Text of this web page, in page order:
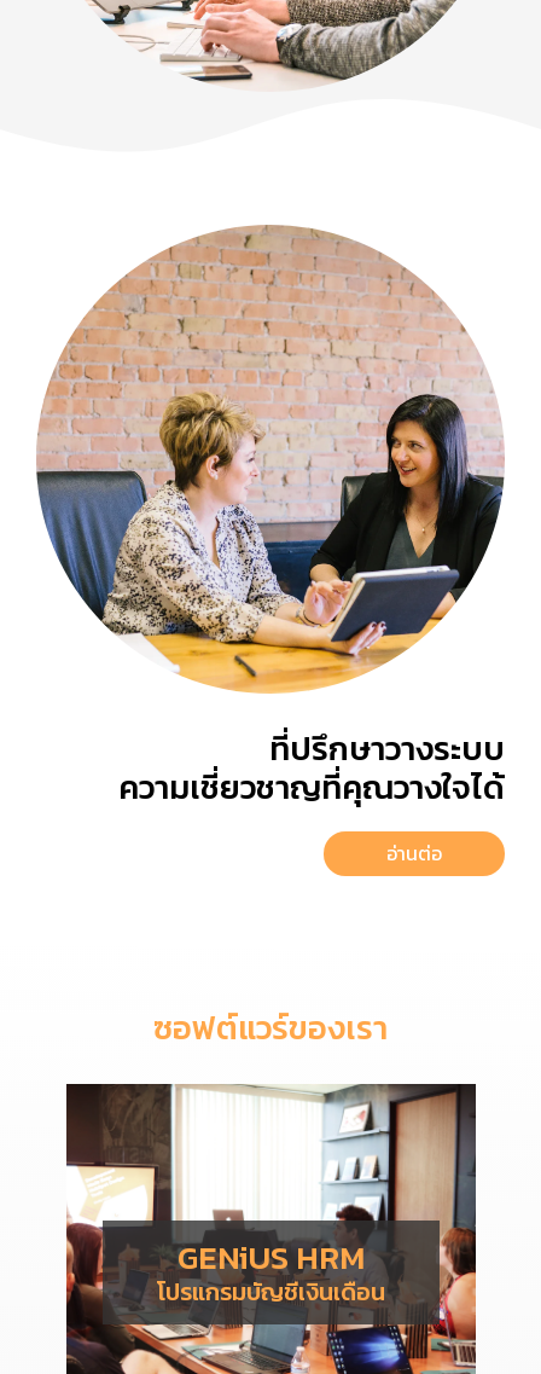
ที่ปรึกษาวางระบบ
ความเชี่ยวชาญที่คุณวางใจได้
อ่านต่อ
ซอฟต์แวร์ของเรา
GENiUS HRM
โปรแกรมบัญชีเงินเดือน